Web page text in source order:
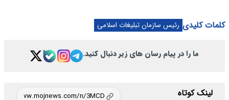
کلمات کلیدی رئیس سازمان تبلیغات اسلامی
ما را در پیام رسان های زیر دنبال کنید.
لینک کوتاه